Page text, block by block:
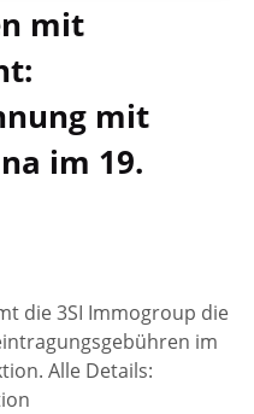
mit
mit
im 19.
die 3SI Immogroup die
im
Alle Details: